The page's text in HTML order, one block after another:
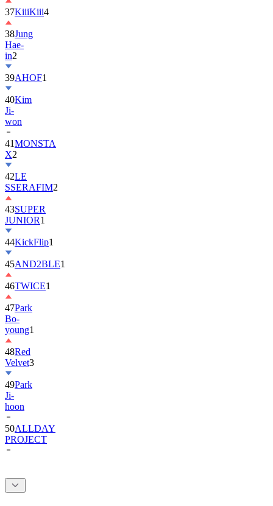
38Jung
Hae-
in2
39AHOF
40Kim
Ji-
won
41MONSTA
X
42LE
SSERAFIM
43SUPER
JUNIOR
44KickFlip
45AND2BLE
46TWICE1
47Park
Bo-
young1
48Red
Velvet
49Park
Ji-
hoon
50ALLDAY
PROJECT